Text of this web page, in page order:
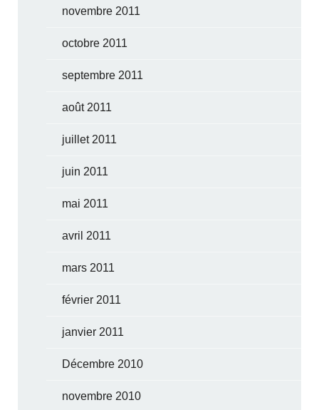
novembre 2011
octobre 2011
septembre 2011
août 2011
juillet 2011
juin 2011
mai 2011
avril 2011
mars 2011
février 2011
janvier 2011
Décembre 2010
novembre 2010